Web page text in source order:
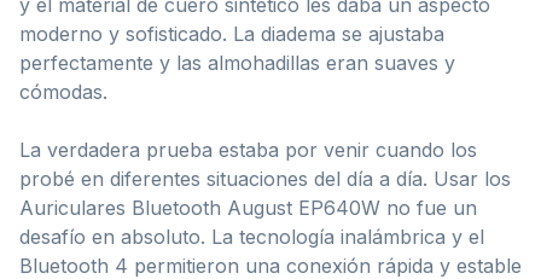
moderno y sofisticado. La diadema se ajustaba
perfectamente y las almohadillas eran suaves y
cómodas.
La verdadera prueba estaba por venir cuando los
probé en diferentes situaciones del día a día. Usar los
Auriculares Bluetooth August EP640W no fue un
desafío en absoluto. La tecnología inalámbrica y el
Bluetooth 4 permitieron una conexión rápida y estable